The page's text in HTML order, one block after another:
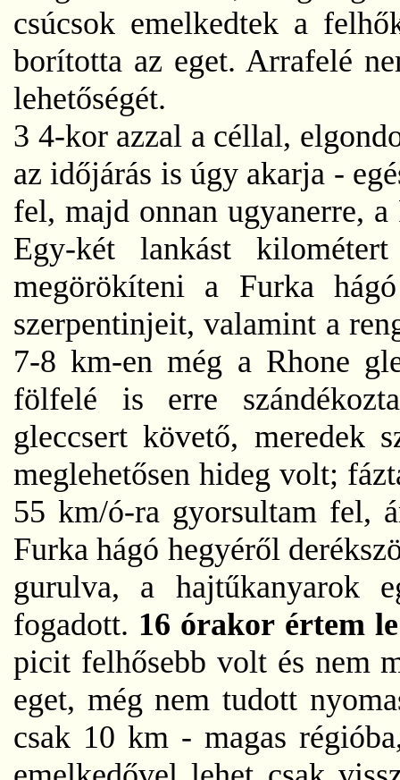
csúcsok emelkedtek a
borította az eget. Arrafelé
lehetőségét.
3 4-kor azzal a céllal,
az időjárás is úgy akarja -
fel, majd onnan ugyanerre,
Egy-két lankást
megörökíteni a Furka
szerpentinjeit, valamint a
7-8 km-en még a Rhone
fölfelé is erre
gleccsert követő, meredek
meglehetősen hideg volt;
55 km/ó-ra gyorsultam fel,
Furka hágó hegyéről
gurulva, a hajtűkanyarok
fogadott. 16 órakor értem
picit felhősebb volt és nem
eget, még nem tudott
csak 10 km - magas